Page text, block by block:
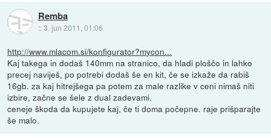
Remba
::3. jun 2011, 01:06
http://www.mlacom.si/konfigurator?mycon...
Kaj takega in dodaš 140mm na stranico, da hladi ploščo in lahko
precej naviješ, po potrebi dodaš še en kit, če se izkaže da rabiš
16gb. za kaj hitrejšega pa potem za male razlike v ceni nimaš niti
izbire, začne se šele z dual zadevami.
ceneje škoda da kupujete kaj, če ti doma počepne. raje prišparajte
še malo.